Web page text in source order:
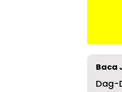
Baca
Dag-